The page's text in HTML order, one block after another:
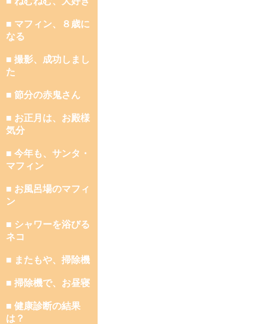
■ マフィン、８歳に
なる
■ 撮影、成功しまし
た
■ 節分の赤鬼さん
■ お正月は、お殿様
気分
■ 今年も、サンタ・
マフィン
■ お風呂場のマフィ
ン
■ シャワーを浴びる
ネコ
■ またもや、掃除機
■ 掃除機で、お昼寝
■ 健康診断の結果
は？